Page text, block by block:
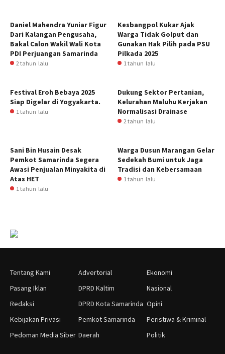
Daniel Mahendra Yuniar Figur
Dari Kalangan Pengusaha,
Bakal Calon Wakil Wali Kota
PDI Perjuangan Samarinda
2 tahun lalu
Kesbangpol Kukar Ajak
Warga Tidak Golput dan
Gunakan Hak Pilih pada PSU
Pilkada 2025
1 tahun lalu
Festival Eroh Bebaya 2025
Siap Digelar di Yogyakarta.
1 tahun lalu
Dukung Sektor Pertanian,
Kelurahan Maluhu Kerjakan
Normalisasi Drainase
2 tahun lalu
Sani Bin Husain Desak
Pemkot Samarinda Segera
Awasi Penjualan Minyakita di
Atas HET
1 tahun lalu
Warga Dusun Marangan Gelar
Sedekah Bumi untuk Jaga
Tradisi dan Kebersamaan
1 tahun lalu
Tentang Kami
Pasang Iklan
Redaksi
Kebijakan Privasi
Pedoman Media Siber
Advertorial
DPRD Kaltim
DPRD Kota Samarinda
Pemkot Samarinda
Daerah
Ekonomi
Nasional
Opini
Peristiwa & Kriminal
Politik